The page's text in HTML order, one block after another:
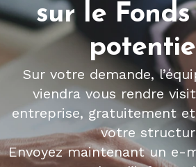
sur le
Sur votre demande,
viendra vous rendre
entreprise, gratuitement
votre
Envoyez maintenant un e-